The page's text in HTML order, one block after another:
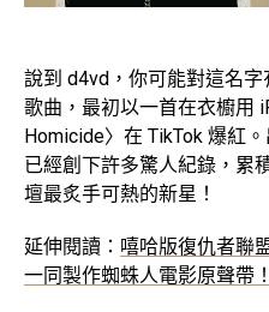
說到 d4vd，你可能對這名
歌曲，最初以一首在衣櫥用
Homicide〉在 TikTok 爆紅
已經創下許多驚人紀錄，累
壇最炙手可熱的新星！
延伸閱讀： 嘻哈版復仇者聯
一同製作蜘蛛人電影原聲帶！